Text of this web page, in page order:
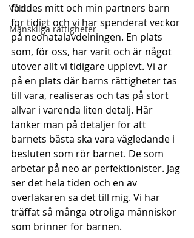
Våld
Mänskliga rättigheter
föddes mitt och min partners barn
för tidigt och vi har spenderat veckor
på neonatalavdelningen. En plats
som, för oss, har varit och är något
utöver allt vi tidigare upplevt. Vi är
på en plats där barns rättigheter tas
till vara, realiseras och tas på stort
allvar i varenda liten detalj. Här
tänker man på detaljer för att
barnets bästa ska vara vägledande i
besluten som rör barnet. De som
arbetar på neo är perfektionister. Jag
ser det hela tiden och en av
överläkaren sa det till mig. Vi har
träffat så många otroliga människor
som brinner för barnen.